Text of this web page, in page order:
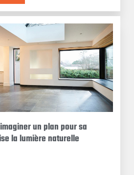
un plan pour sa
la lumière naturelle